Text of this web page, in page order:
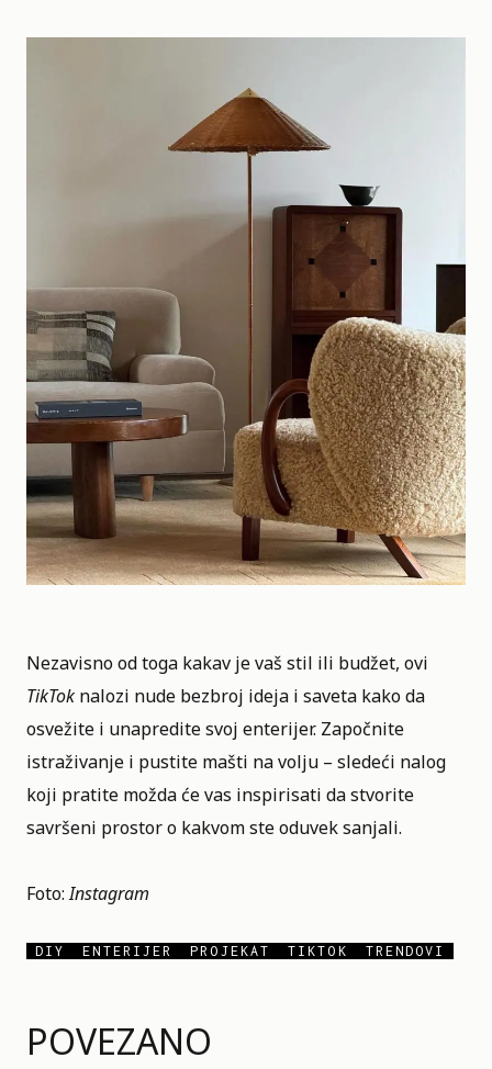
POVEZANO
Nezavisno od toga kakav je vaš stil ili budžet, ovi
TikTok nalozi nude bezbroj ideja i saveta kako da
osvežite i unapredite svoj enterijer. Započnite
istraživanje i pustite mašti na volju – sledeći nalog
koji pratite možda će vas inspirisati da stvorite
savršeni prostor o kakvom ste oduvek sanjali.
Foto:Instagram
DIY ENTERIJER PROJEKAT TIKTOK TRENDOVI